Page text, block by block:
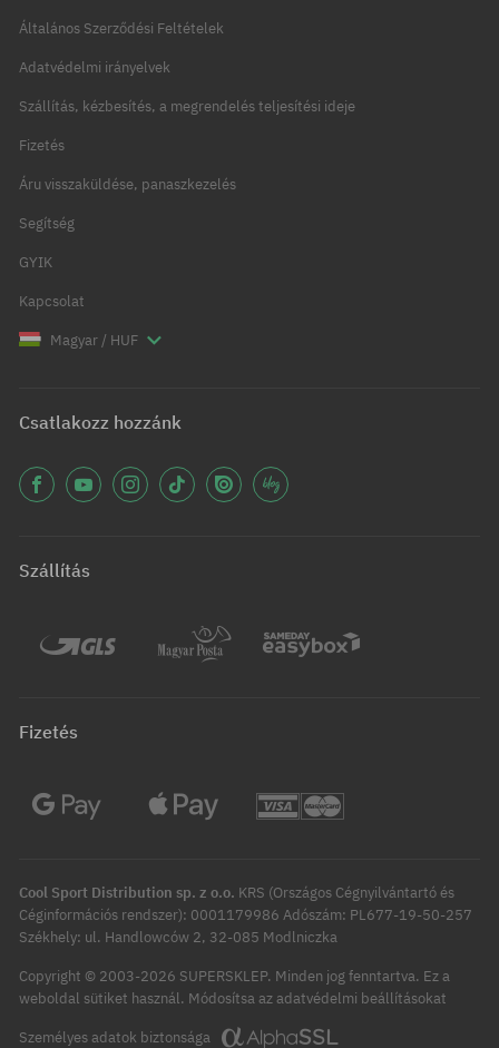
Általános Szerződési Feltételek
Adatvédelmi irányelvek
Szállítás, kézbesítés, a megrendelés teljesítési ideje
Fizetés
Áru visszaküldése, panaszkezelés
Segítség
GYIK
Kapcsolat
Magyar / HUF
Csatlakozz hozzánk
Szállítás
Fizetés
Cool Sport Distribution sp. z o.o. KRS (Országos Cégnyilvántartó és
Céginformációs rendszer): 0001179986 Adószám: PL677-19-50-257
Székhely: ul. Handlowców 2, 32-085 Modlniczka
Copyright © 2003-2026 SUPERSKLEP. Minden jog fenntartva. Ez a
weboldal sütiket használ. Módosítsa az adatvédelmi beállításokat
Személyes adatok biztonsága